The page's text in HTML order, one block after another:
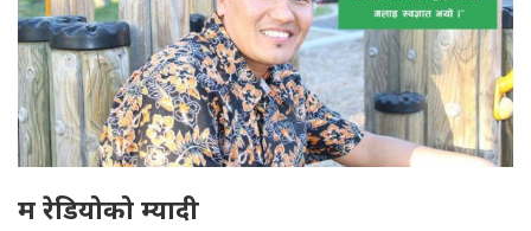
म रेडियोको म्यादी